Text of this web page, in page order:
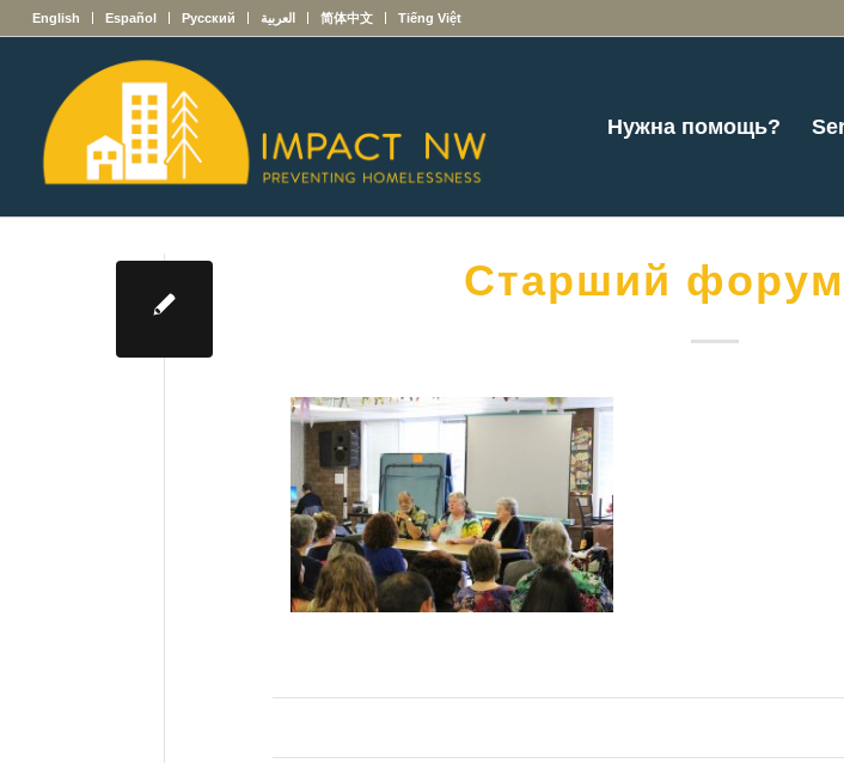
English Español Русский العربية 简体中文 Tiếng Việt
Нужна помощь?
Старший форум